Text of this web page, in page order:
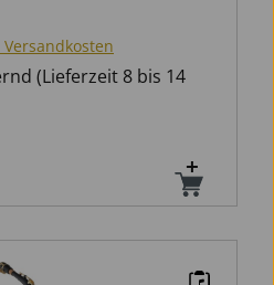
(Lieferzeit 8 bis 14